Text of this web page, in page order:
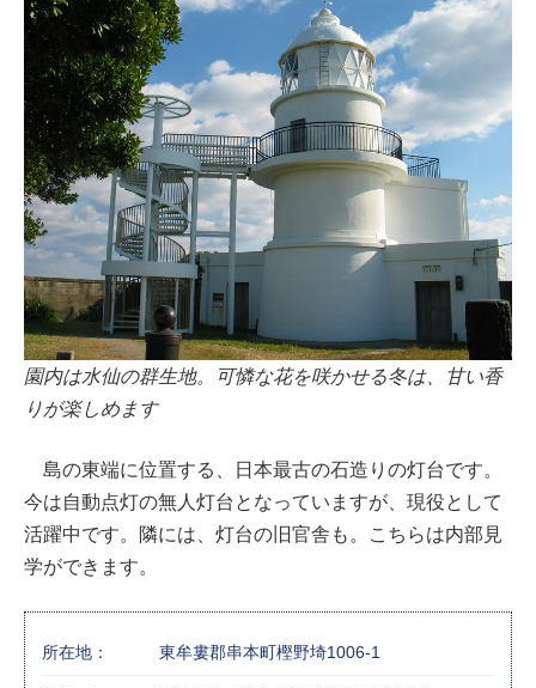
園内は水仙の群生地。可憐な花を咲かせる冬は、甘い香
りが楽しめます
島の東端に位置する、日本最古の石造りの灯台です。
今は自動点灯の無人灯台となっていますが、現役として
活躍中です。隣には、灯台の旧官舎も。こちらは内部見
学ができます。
所在地： 東牟婁郡串本町樫野埼1006-1